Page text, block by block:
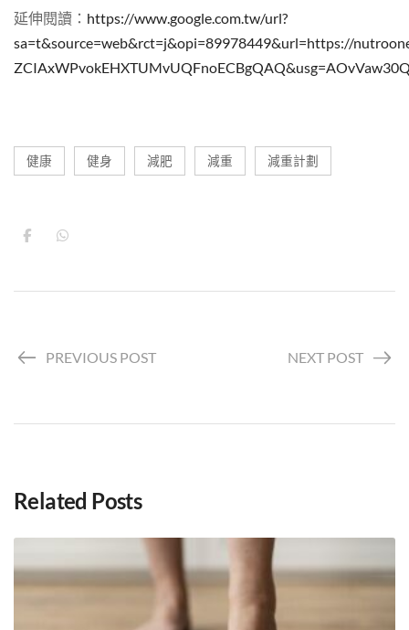
延伸閱讀： https://www.google.com.tw/url?
sa=t&source=web&rct=j&opi=89978449&url=https://
健康 健身 減肥 減重 減重計劃
PREVIOUS POST NEXT POST
Related Posts